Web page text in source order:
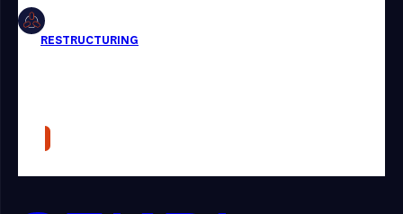
Presse